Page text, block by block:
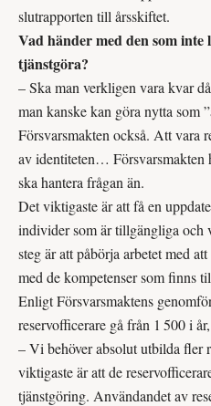
slutrapporten till årsskiftet.
Vad händer med den som
tjänstgöra?
– Ska man verkligen vara kvar
man kanske kan göra nytta som
Försvarsmakten också. Att vara
av identiteten… Försvarsmakten
ska hantera frågan än.
Det viktigaste är att få en
individer som är tillgängliga och
steg är att påbörja arbetet med
med de kompetenser som finns
Enligt Försvarsmaktens
reservofficerare gå från 1 500 i
– Vi behöver absolut utbilda fler
viktigaste är att de
tjänstgöring. Användandet av